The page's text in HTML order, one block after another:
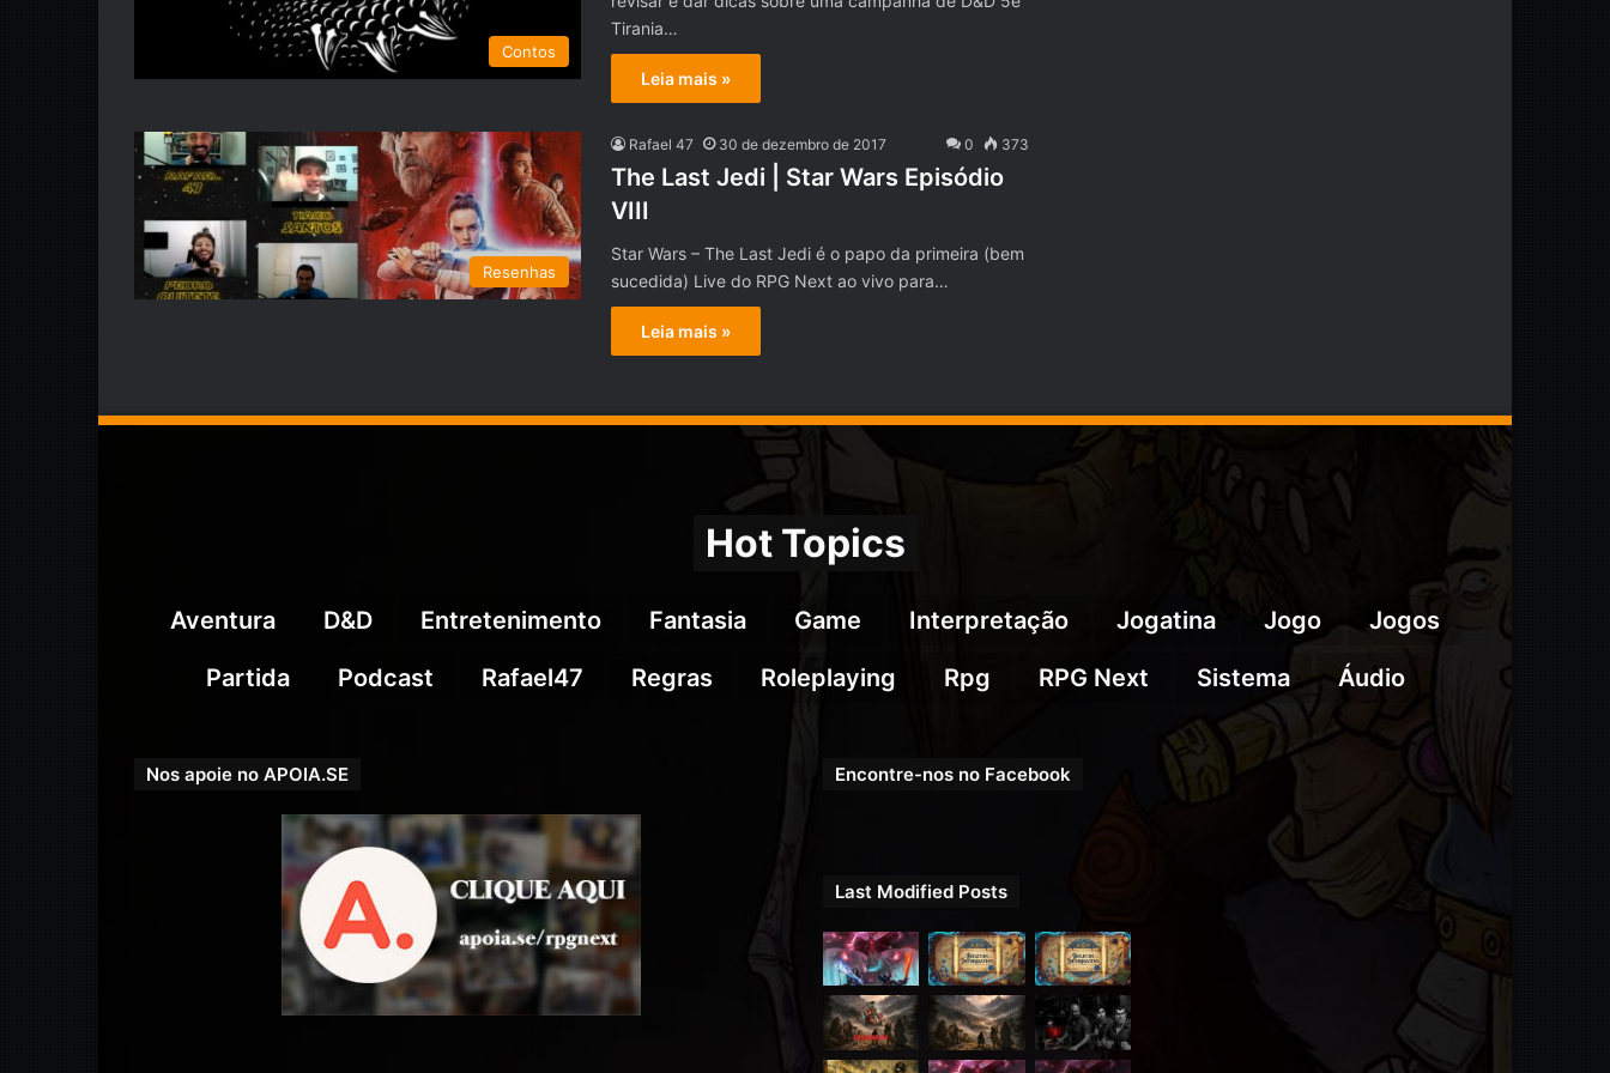
Contos
Tirania…
Leia mais »
Resenhas
Rafael 47 30 de dezembro de 2017 0 373
The Last Jedi | Star Wars Episódio
VIII
Star Wars – The Last Jedi é o papo da primeira (bem
sucedida) Live do RPG Next ao vivo para…
Leia mais »
Hot Topics
Aventura D&D Entretenimento Fantasia Game Interpretação Jogatina Jogo
Jogos
Partida
Podcast Rafael47 Regras Roleplaying Rpg RPG Next Sistema Áudio
Nos apoie no APOIA.SE Encontre-nos no Facebook
Last Modified Posts